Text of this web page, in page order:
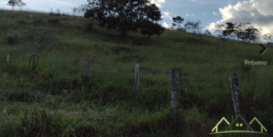
Próximo